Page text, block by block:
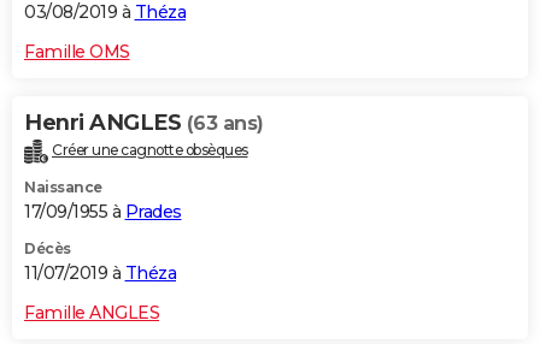
03/08/2019 à Théza
Famille OMS
Henri ANGLES (63 ans)
Créer une cagnotte obsèques
Naissance
17/09/1955 à Prades
Décès
11/07/2019 à Théza
Famille ANGLES